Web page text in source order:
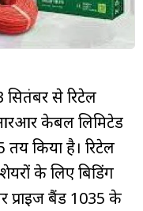
सितंबर से रिटेल
केबल लिमिटेड
तय किया है। रिटेल
के लिए बिडिंग
बैंड ₹1035 के